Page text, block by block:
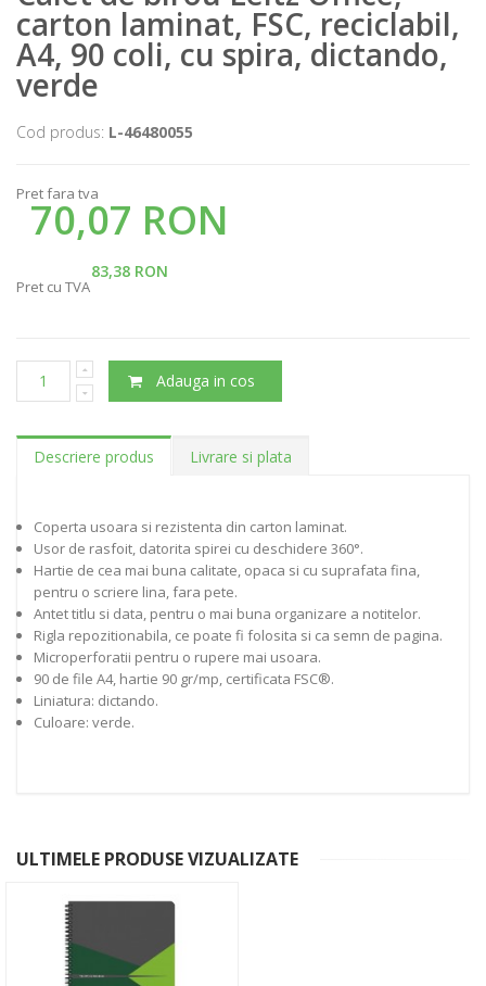
carton laminat, FSC, reciclabil,
A4, 90 coli, cu spira, dictando,
verde
Cod produs: L-46480055
Pret fara tva
70,07 RON
83,38 RON
Pret cu TVA
Adauga in cos
Descriere produs Livrare si plata
Coperta usoara si rezistenta din carton laminat.
Usor de rasfoit, datorita spirei cu deschidere 360°.
Hartie de cea mai buna calitate, opaca si cu suprafata fina,
pentru o scriere lina, fara pete.
Antet titlu si data, pentru o mai buna organizare a notitelor.
Rigla repozitionabila, ce poate fi folosita si ca semn de pagina.
Microperforatii pentru o rupere mai usoara.
90 de file A4, hartie 90 gr/mp, certificata FSC®.
Liniatura: dictando.
Culoare: verde.
ULTIMELE PRODUSE VIZUALIZATE